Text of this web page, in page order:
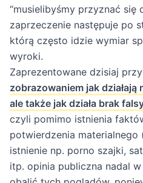
“musielibyśmy przyznać się
zaprzeczenie następuje po
którą często idzie wymiar
wyroki.
Zaprezentowane dzisiaj
zobrazowaniem jak
ale także jak działa brak
czyli pomimo istnienia
potwierdzenia materialnego
istnienie np. porno szajki,
itp. opinia publiczna nadal